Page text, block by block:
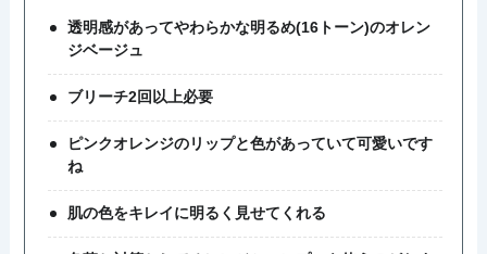
透明感があってやわらかな明るめ(16トーン)のオレン
ジベージュ
ブリーチ2回以上必要
ピンクオレンジのリップと色があっていて可愛いです
ね
肌の色をキレイに明るく見せてくれる